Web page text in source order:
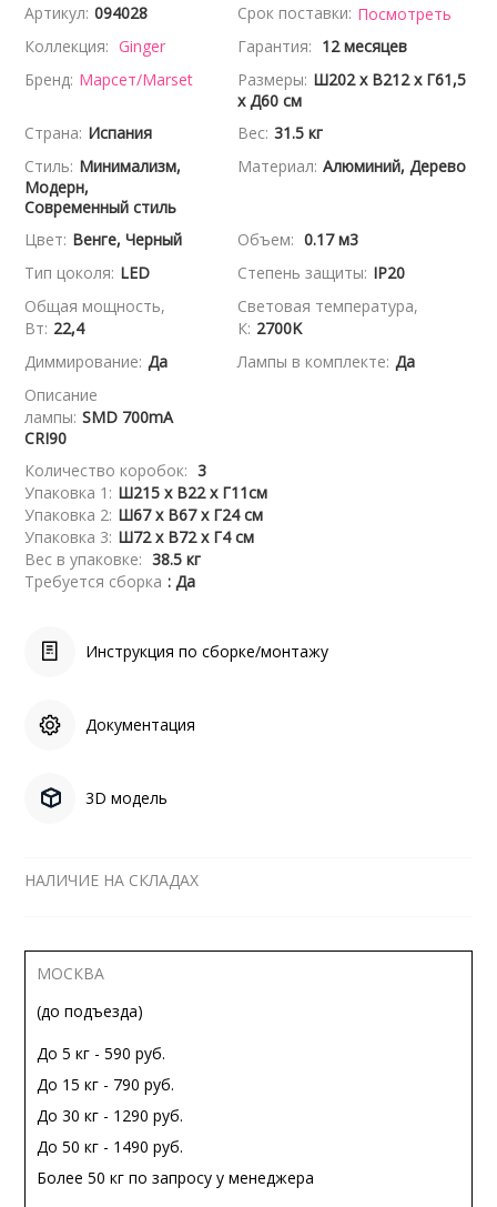
Артикул: 094028 Срок поставки: Посмотреть
Коллекция: Ginger Гарантия: 12 месяцев
Бренд: Марсет/Marset Размеры: Ш202 x В212 x Г61,5
x Д60 см
Страна: Испания Вес: 31.5 кг
Стиль: Минимализм,
Модерн,
Современный стиль
Материал: Алюминий, Дерево
Цвет: Венге, Черный Объем: 0.17 м3
Тип цоколя: LED Степень защиты: IP20
Общая мощность,
Вт: 22,4
Световая температура,
К: 2700K
Диммирование: Да Лампы в комплекте: Да
Описание
лампы: SMD 700mA
CRI90
Количество коробок: 3
Упаковка 1: Ш215 x В22 x Г11см
Упаковка 2: Ш67 x В67 x Г24 см
Упаковка 3: Ш72 x В72 x Г4 см
Вес в упаковке: 38.5 кг
Требуется сборка : Да
Инструкция по сборке/монтажу
Документация
3D модель
НАЛИЧИЕ НА СКЛАДАХ
МОСКВА
(до подъезда)
До 5 кг - 590 руб.
До 15 кг - 790 руб.
До 30 кг - 1290 руб.
До 50 кг - 1490 руб.
Более 50 кг по запросу у менеджера